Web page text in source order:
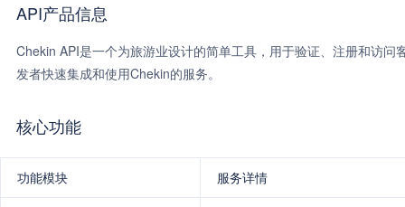
API产品信息
Chekin API是一个为旅游业设计的简单工具，用于验证、注册和访
发者快速集成和使用Chekin的服务。
核心功能
功能模块 服务详情